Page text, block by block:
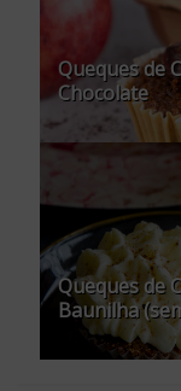
Queques de
Chocolate
Queques de
Baunilha